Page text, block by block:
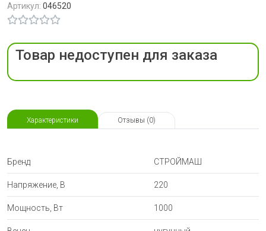
Артикул: 046520
Товар недоступен для заказа
Характеристики Отзывы (0)
Бренд СТРОЙМАШ
Напряжение, В 220
Мощность, Вт 1000